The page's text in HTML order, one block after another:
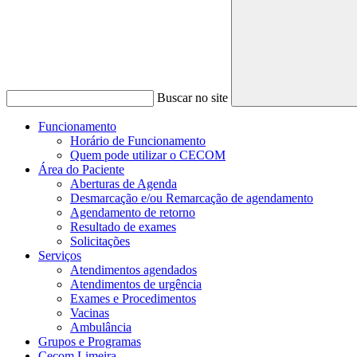
Buscar no site
Funcionamento
Horário de Funcionamento
Quem pode utilizar o CECOM
Área do Paciente
Aberturas de Agenda
Desmarcação e/ou Remarcação de agendamento
Agendamento de retorno
Resultado de exames
Solicitações
Serviços
Atendimentos agendados
Atendimentos de urgência
Exames e Procedimentos
Vacinas
Ambulância
Grupos e Programas